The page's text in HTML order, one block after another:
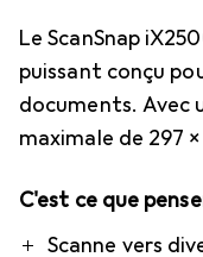
Le ScanSnap
puissant conçu
documents. Avec
maximale de 297
C'est ce que
ProScanne vers